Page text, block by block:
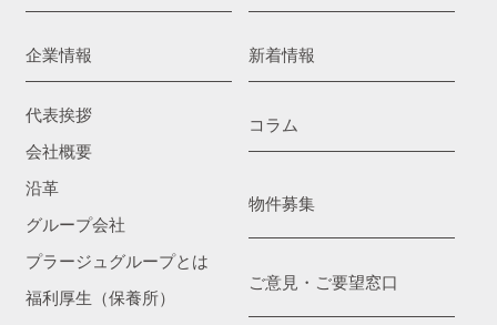
企業情報
代表挨拶
会社概要
沿革
グループ会社
プラージュグループとは
福利厚生（保養所）
新着情報
コラム
物件募集
ご意見・ご要望窓口